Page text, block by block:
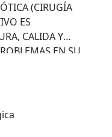
(CIRUGÍA
ES
CALIDA Y
EN SU
PROFESOR